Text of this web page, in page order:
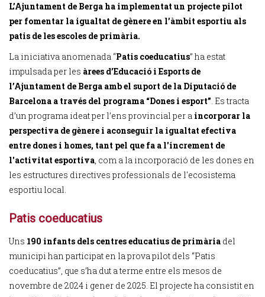
L’Ajuntament de Berga ha implementat un projecte pilot
per fomentar la igualtat de gènere en l’àmbit esportiu als
patis de les escoles de primària.
La iniciativa anomenada “Patis coeducatius” ha estat
impulsada per les àrees d’Educació i Esports de
l’Ajuntament de Berga amb el suport de la Diputació de
Barcelona a través del programa “Dones i esport”. Es tracta
d’un programa ideat per l’ens provincial per aincorporar la
perspectiva de gènere i aconseguir la igualtat efectiva
entre dones i homes, tant pel que fa a l'increment de
l'activitat esportiva, com a la incorporació de les dones en
les estructures directives professionals de l'ecosistema
esportiu local.
Patis coeducatius
Uns 190 infants dels centres educatius de primària del
municipi han participat en la prova pilot dels “Patis
coeducatius”, que s’ha dut a terme entre els mesos de
novembre de 2024 i gener de 2025. El projecte ha consistit en